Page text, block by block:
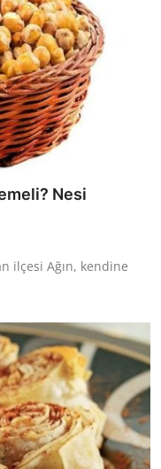
Nesi
ilçesi Ağın, kendine